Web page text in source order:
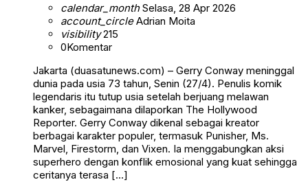
calendar_monthSelasa, 28 Apr 2026
account_circleAdrian Moita
visibility215
0Komentar
Jakarta (duasatunews.com) – Gerry Conway meninggal
dunia pada usia 73 tahun, Senin (27/4). Penulis komik
legendaris itu tutup usia setelah berjuang melawan
kanker, sebagaimana dilaporkan The Hollywood
Reporter. Gerry Conway dikenal sebagai kreator
berbagai karakter populer, termasuk Punisher, Ms.
Marvel, Firestorm, dan Vixen. Ia menggabungkan aksi
superhero dengan konflik emosional yang kuat sehingga
ceritanya terasa […]